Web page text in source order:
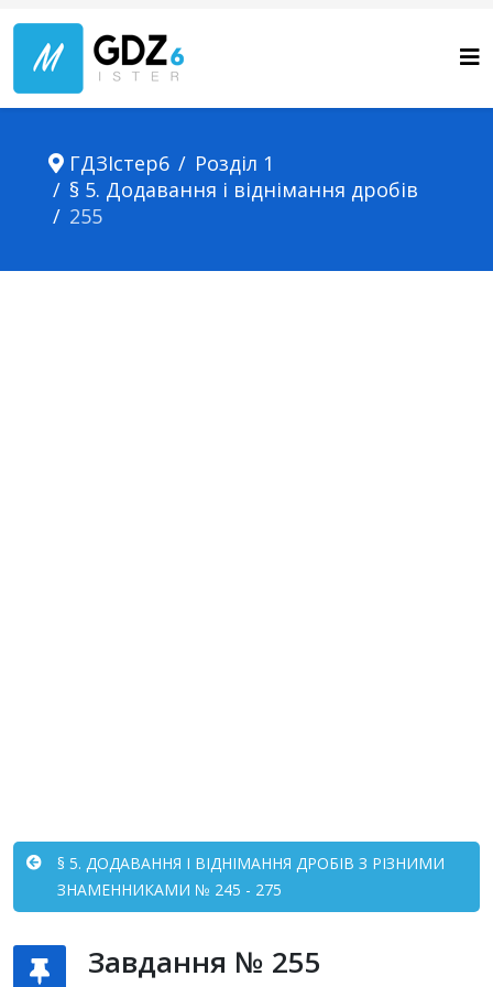
ГДЗІстер6
Розділ 1
§ 5. Додавання і віднімання дробів
255
§ 5. ДОДАВАННЯ І ВІДНІМАННЯ ДРОБІВ З РІЗНИМИ
ЗНАМЕННИКАМИ № 245 - 275
Завдання № 255